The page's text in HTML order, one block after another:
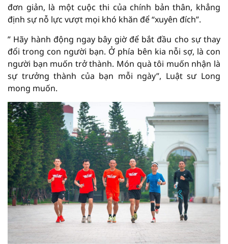
đơn giản, là một cuộc thi của chính bản thân, khẳng
định sự nỗ lực vượt mọi khó khăn để “xuyên đích”.
” Hãy hành động ngay bây giờ để bắt đầu cho sự thay
đổi trong con người bạn. Ở phía bên kia nỗi sợ, là con
người bạn muốn trở thành. Món quà tôi muốn nhận là
sự trưởng thành của bạn mỗi ngày”, Luật sư Long
mong muốn.